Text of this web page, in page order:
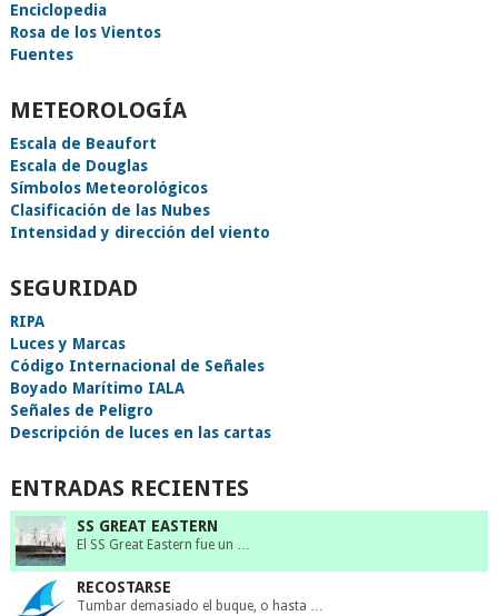
Enciclopedia
Rosa de los Vientos
Fuentes
METEOROLOGÍA
Escala de Beaufort
Escala de Douglas
Símbolos Meteorológicos
Clasificación de las Nubes
Intensidad y dirección del viento
SEGURIDAD
RIPA
Luces y Marcas
Código Internacional de Señales
Boyado Marítimo IALA
Señales de Peligro
Descripción de luces en las cartas
ENTRADAS RECIENTES
SS GREAT EASTERN
El SS Great Eastern fue un …
RECOSTARSE
Tumbar demasiado el buque, o hasta …